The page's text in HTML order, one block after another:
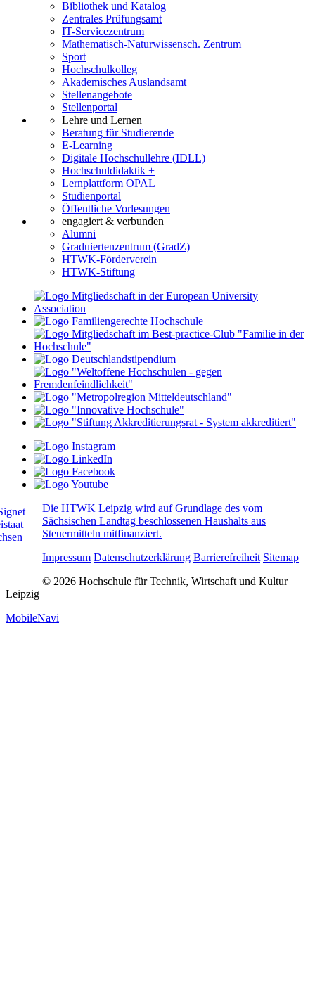
Bibliothek und Katalog
Zentrales Prüfungsamt
IT-Servicezentrum
Mathematisch-Naturwissensch. Zentrum
Sport
Hochschulkolleg
Akademisches Auslandsamt
Stellenangebote
Stellenportal
Lehre und Lernen
Beratung für Studierende
E-Learning
Digitale Hochschullehre (IDLL)
Hochschuldidaktik +
Lernplattform OPAL
Studienportal
Öffentliche Vorlesungen
engagiert & verbunden
Alumni
Graduiertenzentrum (GradZ)
HTWK-Förderverein
HTWK-Stiftung
Die HTWK Leipzig wird auf Grundlage des vom
Sächsischen Landtag beschlossenen Haushalts aus
Steuermitteln mitfinanziert.
Impressum Datenschutzerklärung Barrierefreiheit Sitemap
© 2026 Hochschule für Technik, Wirtschaft und Kultur
Leipzig
MobileNavi